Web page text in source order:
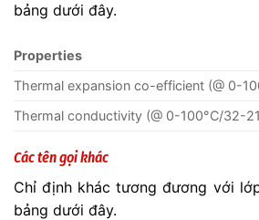
bảng dưới đây.
Properties
Thermal expansion co-efficient (@ 0-
Thermal conductivity (@ 0-100°C/32-
Các tên gọi khác
Chỉ định khác tương đương với
bảng dưới đây.